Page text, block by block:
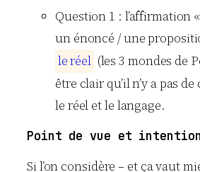
Question 1 : l’affirmation
un énoncé / une
leréel (les 3 mondes de
être clair qu’il n’y a pas
le réel et le langage.
Point de vue et intention
Si l’on considère – et ça vaut